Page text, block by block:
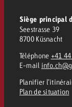
Siège principal
Seestrasse 39
8700 Küsnacht
Téléphone +41
E-mail
Planifier
Plan de situation